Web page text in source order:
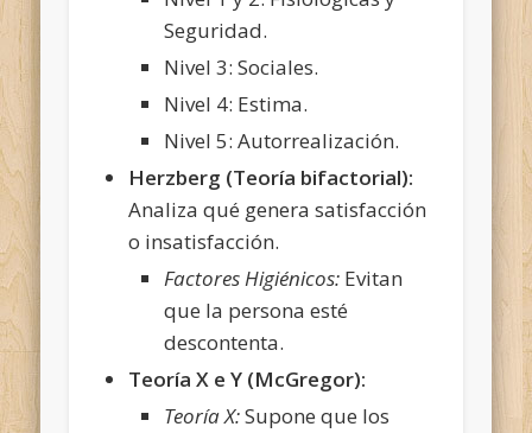
Seguridad.
Nivel 3: Sociales.
Nivel 4: Estima.
Nivel 5: Autorrealización.
Herzberg (Teoría bifactorial):
Analiza qué genera satisfacción
o insatisfacción.
Factores Higiénicos: Evitan
que la persona esté
descontenta.
Teoría X e Y (McGregor):
Teoría X:Supone que los